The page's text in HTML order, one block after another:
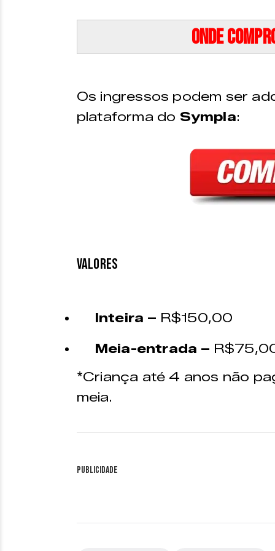
Onde
Os ingressos podem ser
plataforma do Sympla:
VALORES
Inteira – R$150,00
Meia-entrada –
*Criança até 4 anos não
meia.
Publicidade